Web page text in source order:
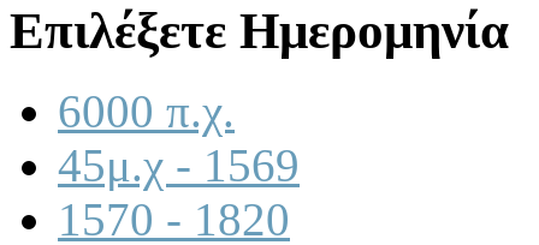
Επιλέξετε Ημερομηνία
6000 π.χ.
45μ.χ - 1569
1570 - 1820